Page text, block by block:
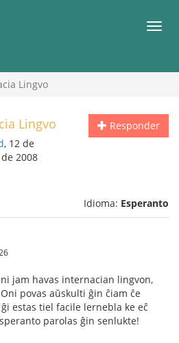
Lingvo
Responder
Lingvo
, 12 de
2008
Idioma: Esperanto
jam havas internacian lingvon,
povas aŭskulti ĝin ĉiam ĉe
estas tiel facile lernebla ke eĉ
parolas ĝin senlukte!